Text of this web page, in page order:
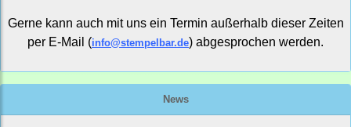
Gerne kann auch mit uns ein Termin außerhalb dieser Zeiten
per E-Mail (info@stempelbar.de) abgesprochen werden.
News